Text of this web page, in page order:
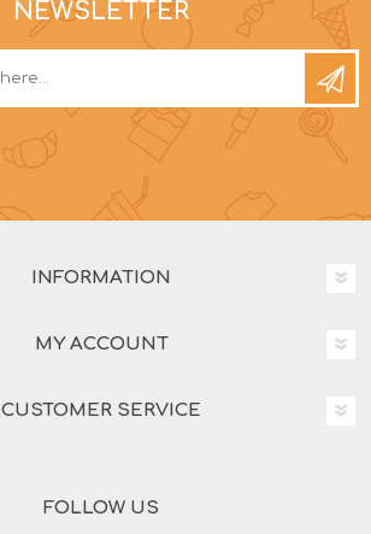
NEWSLETTER
INFORMATION
MY ACCOUNT
CUSTOMER SERVICE
FOLLOW US